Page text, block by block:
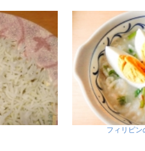
フィリピン